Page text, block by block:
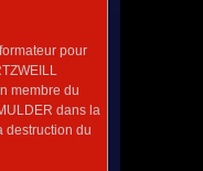
pour
membre du
dans la
destruction du